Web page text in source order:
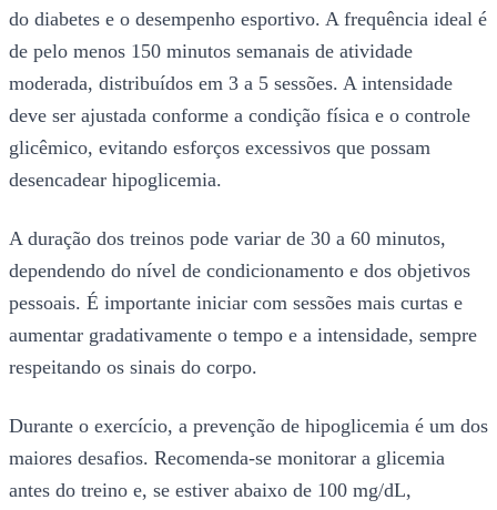
do diabetes e o desempenho esportivo. A frequência ideal é
de pelo menos 150 minutos semanais de atividade
moderada, distribuídos em 3 a 5 sessões. A intensidade
deve ser ajustada conforme a condição física e o controle
glicêmico, evitando esforços excessivos que possam
desencadear hipoglicemia.
A duração dos treinos pode variar de 30 a 60 minutos,
dependendo do nível de condicionamento e dos objetivos
pessoais. É importante iniciar com sessões mais curtas e
aumentar gradativamente o tempo e a intensidade, sempre
respeitando os sinais do corpo.
Durante o exercício, a prevenção de hipoglicemia é um dos
maiores desafios. Recomenda-se monitorar a glicemia
antes do treino e, se estiver abaixo de 100 mg/dL,